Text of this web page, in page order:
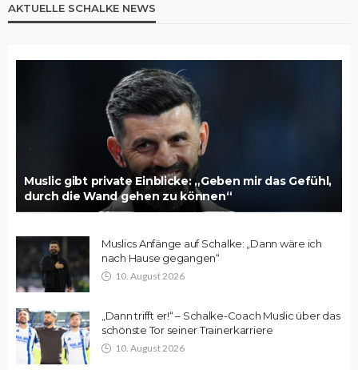
AKTUELLE SCHALKE NEWS
Muslic gibt private Einblicke: „Geben mir das Gefühl,
durch die Wand gehen zu können“
Muslics Anfänge auf Schalke: „Dann wäre ich
nach Hause gegangen“
10. August 2026
„Dann trifft er!“ – Schalke-Coach Muslic über das
schönste Tor seiner Trainerkarriere
10. August 2026